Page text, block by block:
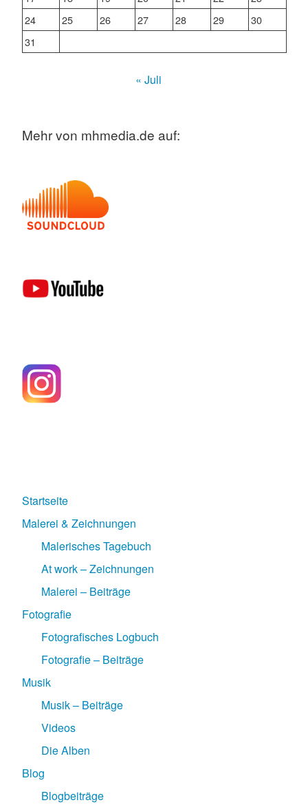
24
25 26 27 28 29
30
31
« Juli
Mehr von mhmedia.de auf:
Startseite
Malerei & Zeichnungen
Malerisches Tagebuch
At work – Zeichnungen
Malerei – Beiträge
Fotografie
Fotografisches Logbuch
Fotografie – Beiträge
Musik
Musik – Beiträge
Videos
Die Alben
Blog
Blogbeiträge